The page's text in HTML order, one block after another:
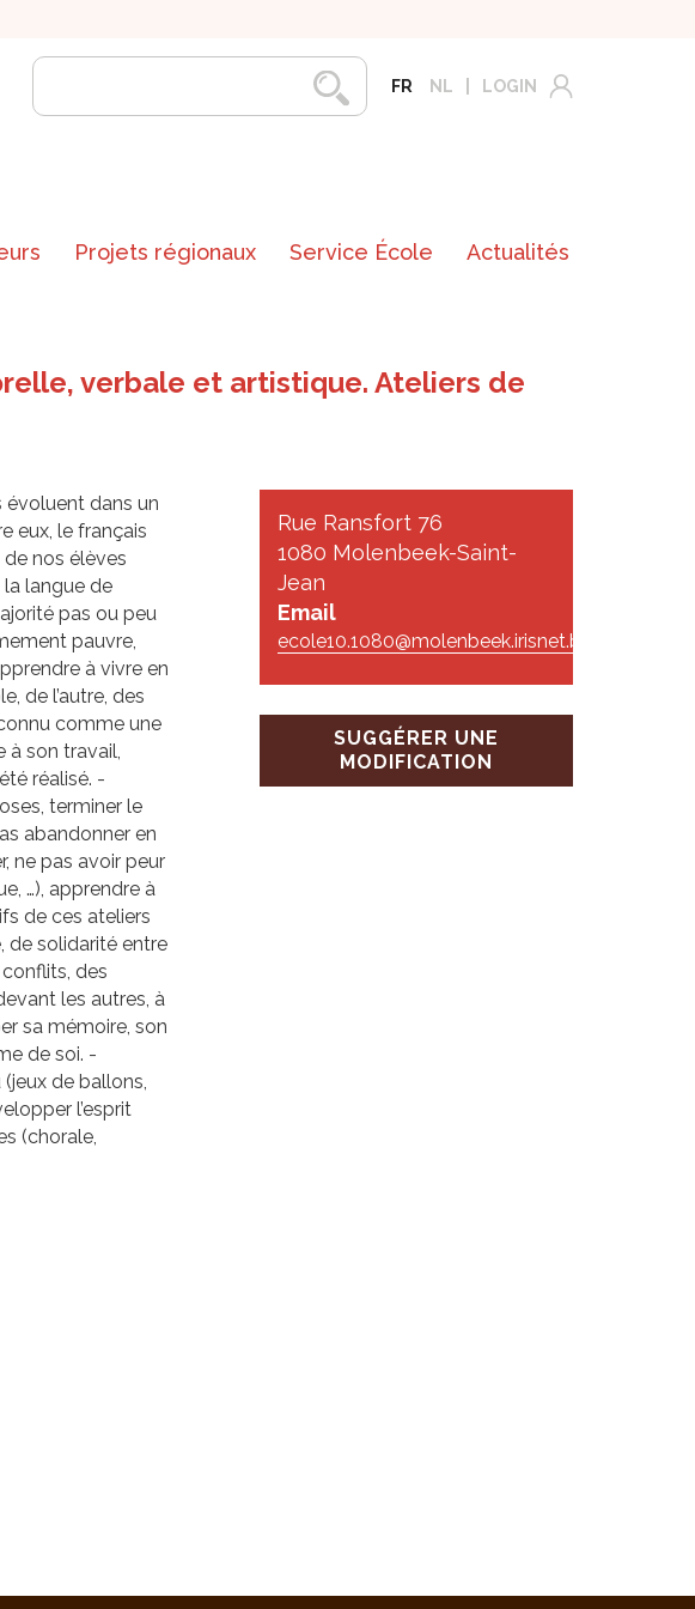
FR NL LOGIN
Projets régionaux Service École Actualités
verbale et artistique. Ateliers de
Rue Ransfort 76
1080 Molenbeek-Saint-
Jean
Email
ecole10.1080@molenbeek.irisnet.be
SUGGÉRER UNE
MODIFICATION
évoluent dans un
eux, le français
de nos élèves
langue de
pas ou peu
pauvre,
à vivre en
de l’autre, des
comme une
à son travail,
réalisé. -
terminer le
abandonner en
ne pas avoir peur
…), apprendre à
de ces ateliers
de solidarité entre
des
les autres, à
sa mémoire, son
de soi. -
de ballons,
l’esprit
(chorale,